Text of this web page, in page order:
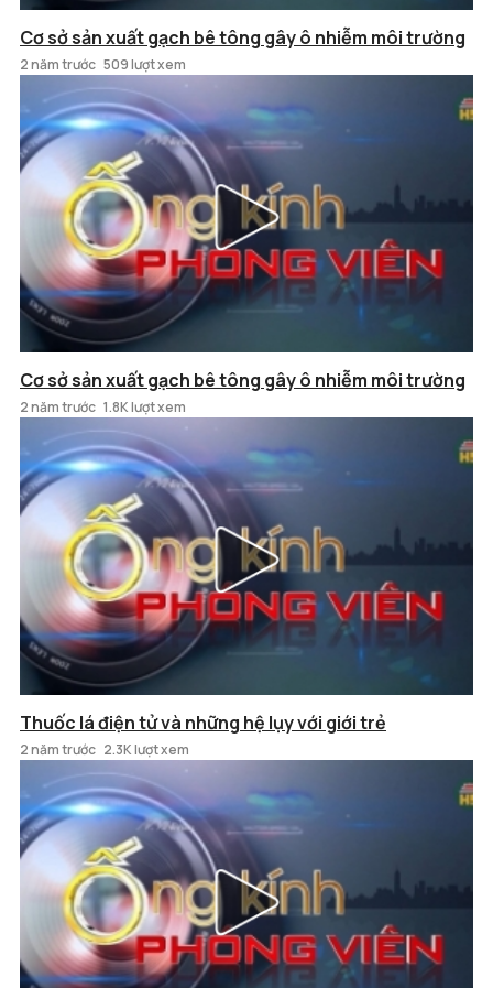
Cơ sở sản xuất gạch bê tông gây ô nhiễm môi trường
2 năm trước 509 lượt xem
Cơ sở sản xuất gạch bê tông gây ô nhiễm môi trường
2 năm trước 1.8K lượt xem
Thuốc lá điện tử và những hệ lụy với giới trẻ
2 năm trước 2.3K lượt xem